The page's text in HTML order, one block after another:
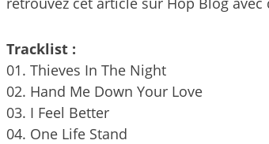
Tracklist :
01. Thieves In The Night
02. Hand Me Down Your Love
03. I Feel Better
04. One Life Stand